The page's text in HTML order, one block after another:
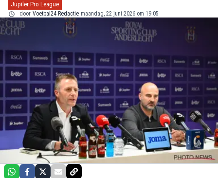
Jupiler Pro League
door Voetbal24 Redactie maandag, 22 juni 2026 om 19:05